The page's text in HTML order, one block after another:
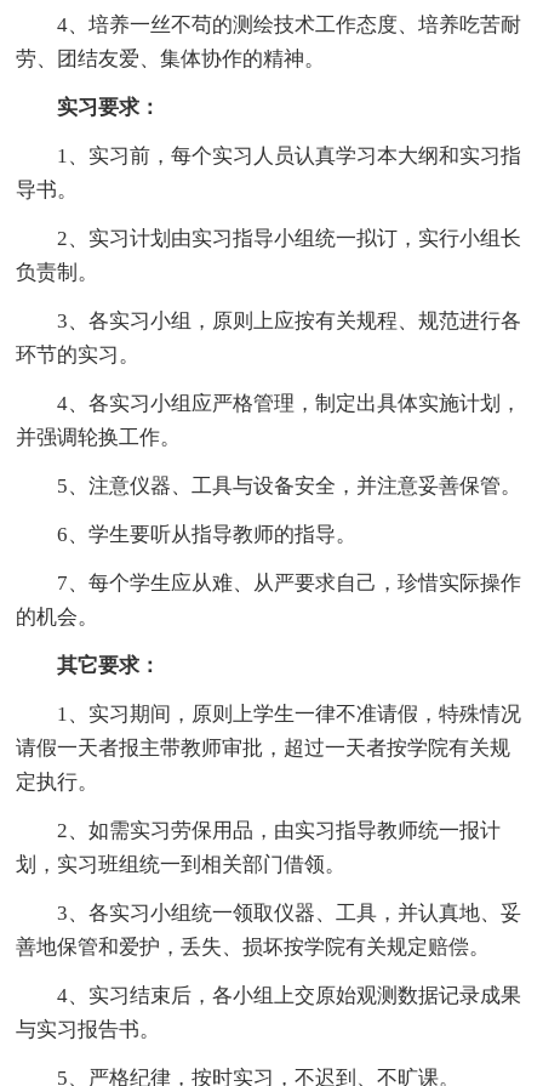
4、培养一丝不苟的测绘技术工作态度、培养吃苦耐
劳、团结友爱、集体协作的精神。
实习要求：
1、实习前，每个实习人员认真学习本大纲和实习指
导书。
2、实习计划由实习指导小组统一拟订，实行小组长
负责制。
3、各实习小组，原则上应按有关规程、规范进行各
环节的实习。
4、各实习小组应严格管理，制定出具体实施计划，
并强调轮换工作。
5、注意仪器、工具与设备安全，并注意妥善保管。
6、学生要听从指导教师的指导。
7、每个学生应从难、从严要求自己，珍惜实际操作
的机会。
其它要求：
1、实习期间，原则上学生一律不准请假，特殊情况
请假一天者报主带教师审批，超过一天者按学院有关规
定执行。
2、如需实习劳保用品，由实习指导教师统一报计
划，实习班组统一到相关部门借领。
3、各实习小组统一领取仪器、工具，并认真地、妥
善地保管和爱护，丢失、损坏按学院有关规定赔偿。
4、实习结束后，各小组上交原始观测数据记录成果
与实习报告书。
5、严格纪律，按时实习，不迟到、不旷课。